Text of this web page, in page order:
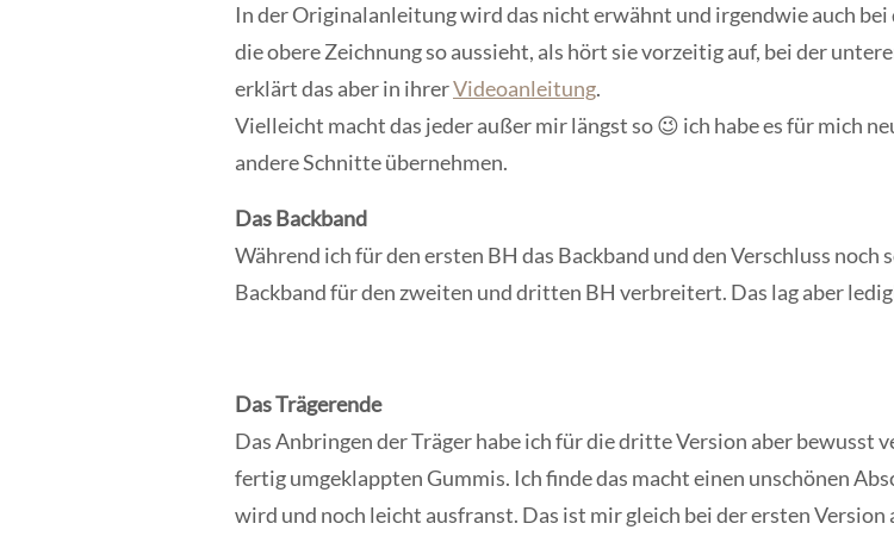
In der Originalanleitung wird das nicht erwähnt und irgendwie auch
die obere Zeichnung so aussieht, als hört sie vorzeitig auf, bei der
erklärt das aber in ihrerVideoanleitung.
Vielleicht macht das jeder außer mir längst so 😉 ich habe es für mich
andere Schnitte übernehmen.
Das Backband
Während ich für den ersten BH das Backband und den Verschluss noch
Backband für den zweiten und dritten BH verbreitert. Das lag aber
Das Trägerende
Das Anbringen der Träger habe ich für die dritte Version aber bewusst
fertig umgeklappten Gummis. Ich finde das macht einen unschönen
wird und noch leicht ausfranst. Das ist mir gleich bei der ersten